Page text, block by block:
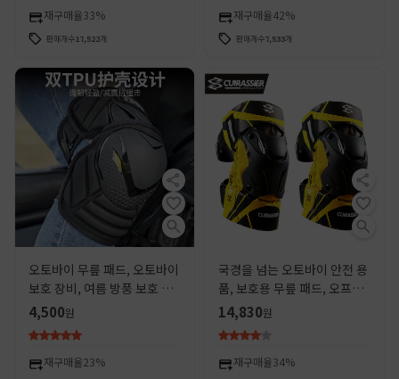
재구매율33%
판매개수17,522개
재구매율42%
판매개수7,533개
오토바이 무릎 패드, 오토바이
보호 장비, 여름 방풍 보호 장
비, 스포츠 낙하 방지 팔꿈치
패드, 4종 세트 도매
4,500원
재구매율23%
국경을 넘는 오토바이 안전 용
품, 보호용 무릎 패드, 오프로
드 라이딩 제품, 레깅스, 라이
더 보호 장비, 야간 반사
14,830원
재구매율34%